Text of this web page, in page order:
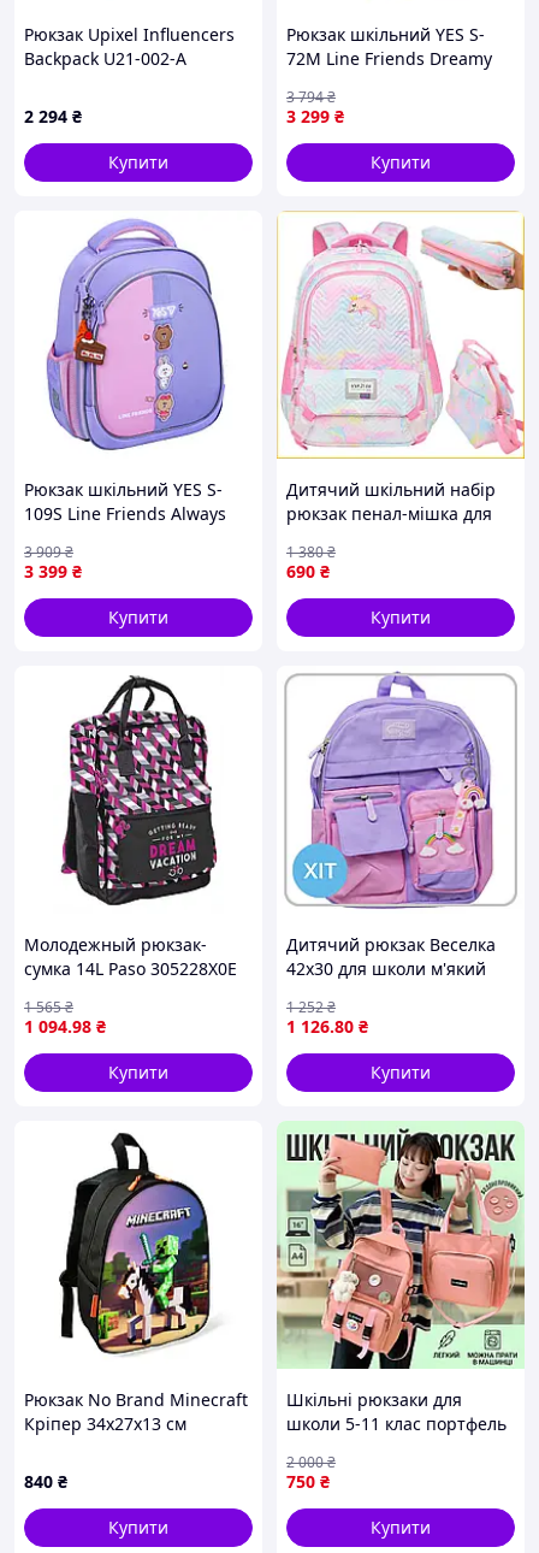
Рюкзак Upixel Influencers
Backpack U21-002-A
2 294 ₴
Купити
Рюкзак шкільний YES S-
72M Line Friends Dreamy
3 299 ₴
3 794₴
Купити
Рюкзак шкільний YES S-
109S Line Friends Always
(550231)
3 399 ₴
3 909₴
Купити
Дитячий шкільний набір
рюкзак пенал-мішка для
Людини-павука 3в1
690 ₴
1 380₴
Купити
Молодежный рюкзак-
сумка 14L Paso 305228X0E
1 094.98 ₴
1 565₴
Купити
Дитячий рюкзак Веселка
42x30 для школи м'який
брелоком у вигляді
веселки
1 126.80 ₴
1 252₴
Купити
Рюкзак No Brand Minecraft
Кріпер 34х27х13 см
2025
840 ₴
Купити
Шкільні рюкзаки для
школи 5-11 клас портфель
дівчинки підлітка 5 класу
рожевий BAG
750 ₴
2 000₴
Купити